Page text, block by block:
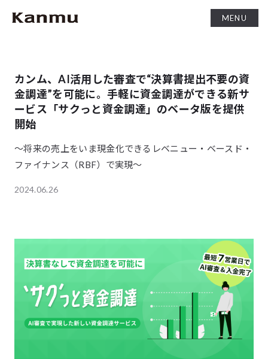
MENU
カンム、AI活用した審査で“決算書提出不要の資
金調達”を可能に。手軽に資金調達ができる新サ
ービス「サクっと資金調達」のベータ版を提供
開始
〜将来の売上をいま現金化できるレベニュー・ベースド・
ファイナンス（RBF）で実現〜
2024.06.26